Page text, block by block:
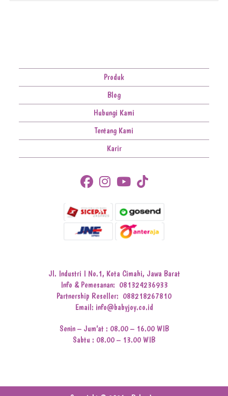
Produk
Blog
Hubungi Kami
Tentang Kami
Karir
Jl. Industri I No.1, Kota Cimahi, Jawa Barat
Info & Pemesanan: 081324236933
Partnership Reseller: 088218267810
Email: info@babyjoy.co.id
Senin – Jum’at : 08.00 – 16.00 WIB
Sabtu : 08.00 – 13.00 WIB